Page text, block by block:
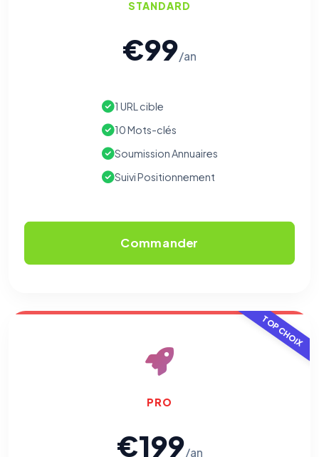
STANDARD
€99/an
1 URL cible
10 Mots-clés
Soumission Annuaires
Suivi Positionnement
Commander
TOP CHOIX
PRO
€199/an